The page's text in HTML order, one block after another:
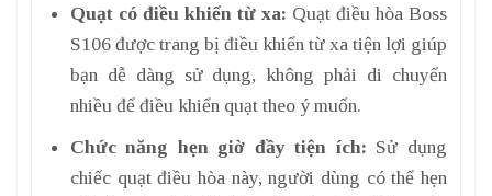
Quạt có điều khiển từ xa: Quạt điều hòa Boss
S106 được trang bị điều khiển từ xa tiện lợi giúp
bạn dễ dàng sử dụng, không phải di chuyển
nhiều để điều khiển quạt theo ý muốn.
Chức năng hẹn giờ đầy tiện ích: Sử dụng
chiếc quạt điều hòa này, người dùng có thể hẹn